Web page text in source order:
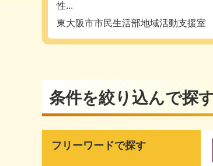
性...
東大阪市市民生活部地域活動支援室
条件を絞り込んで探
フリーワードで探す